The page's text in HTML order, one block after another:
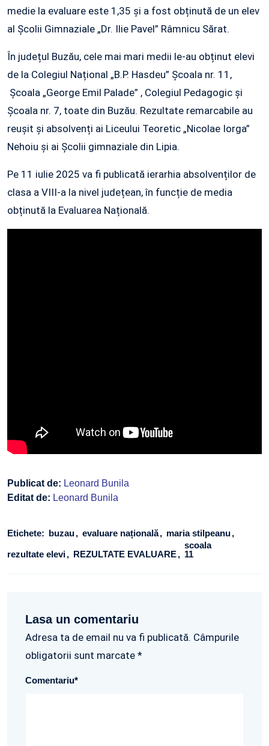
medie la evaluare este 1,35 și a fost obținută de un elev
al Școlii Gimnaziale „Dr. Ilie Pavel” Râmnicu Sărat.
În județul Buzău, cele mai mari medii le-au obținut elevi
de la Colegiul Național „B.P. Hasdeu” Școala nr. 11,
Școala „George Emil Palade” , Colegiul Pedagogic și
Școala nr. 7, toate din Buzău. Rezultate remarcabile au
reușit și absolvenți ai Liceului Teoretic „Nicolae Iorga”
Nehoiu și ai Școlii gimnaziale din Lipia.
Pe 11 iulie 2025 va fi publicată ierarhia absolvenților de
clasa a VIII-a la nivel județean, în funcție de media
obținută la Evaluarea Națională.
Publicat de: Leonard Bunila
Editat de: Leonard Bunila
Etichete: buzau evaluare națională maria stilpeanu
rezultate elevi REZULTATE EVALUARE
scoala
11
Lasa un comentariu
Adresa ta de email nu va fi publicată. Câmpurile
obligatorii sunt marcate *
Comentariu*